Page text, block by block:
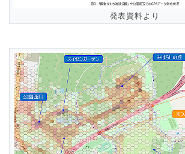
発表資料より